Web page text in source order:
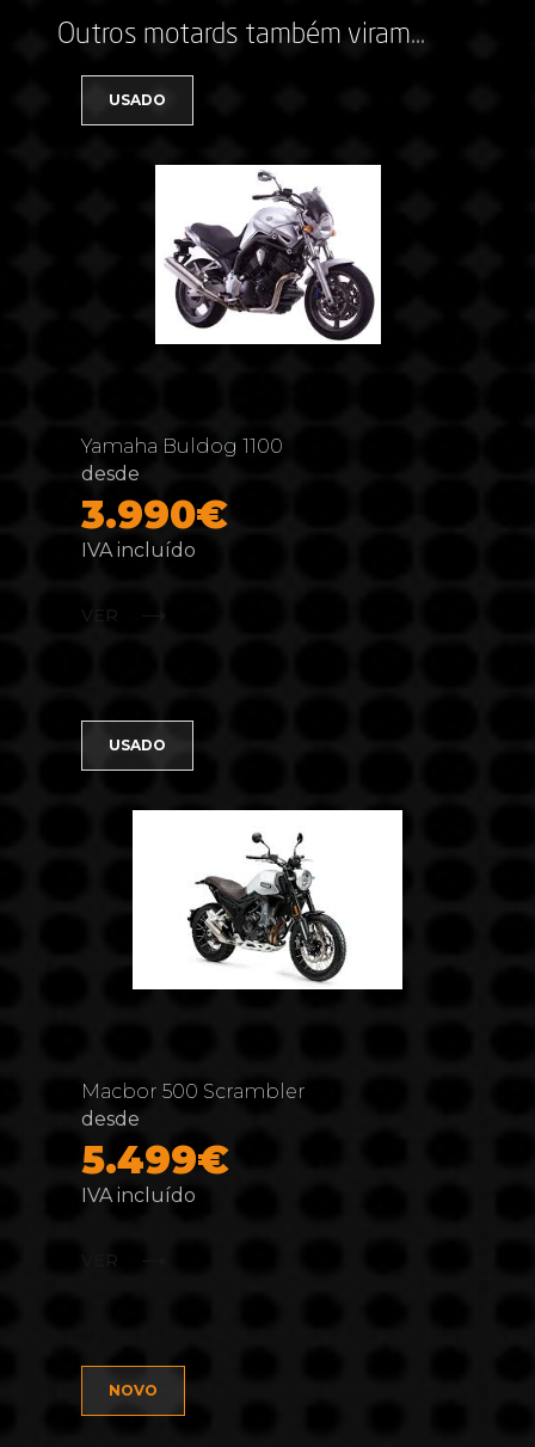
Outros motards também viram...
USADO
Yamaha Buldog 1100
desde
3.990€
IVA incluído
VER
USADO
Macbor 500 Scrambler
desde
5.499€
IVA incluído
VER
NOVO